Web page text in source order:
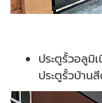
ประตูรั้วอลูมิ
ประตูรั้วบ้าน